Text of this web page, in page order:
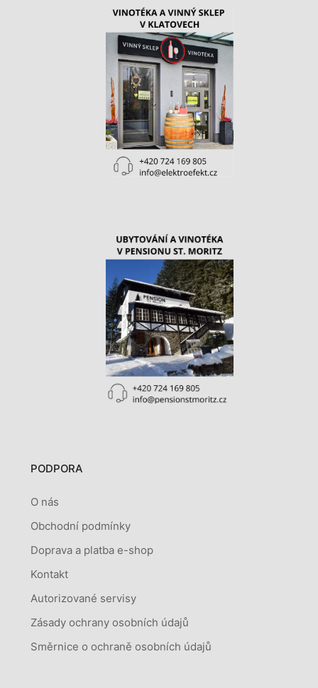
PODPORA
O nás
Obchodní podmínky
Doprava a platba e-shop
Kontakt
Autorizované servisy
Zásady ochrany osobních údajů
Směrnice o ochraně osobních údajů